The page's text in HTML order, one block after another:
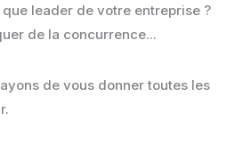
leader de votre entreprise ?
de la concurrence...
de vous donner toutes les